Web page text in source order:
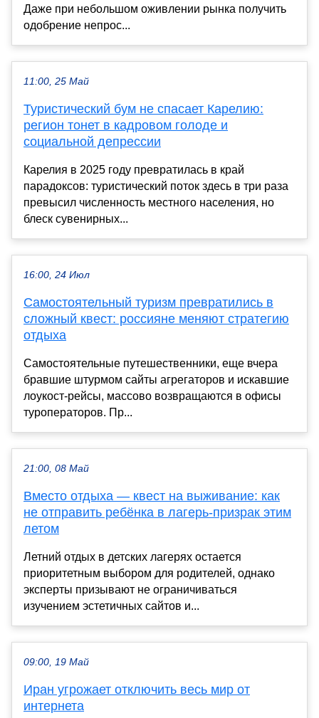
Даже при небольшом оживлении рынка получить
одобрение непрос...
11:00, 25 Май
Туристический бум не спасает Карелию:
регион тонет в кадровом голоде и
социальной депрессии
Карелия в 2025 году превратилась в край
парадоксов: туристический поток здесь в три раза
превысил численность местного населения, но
блеск сувенирных...
16:00, 24 Июл
Самостоятельный туризм превратились в
сложный квест: россияне меняют стратегию
отдыха
Самостоятельные путешественники, еще вчера
бравшие штурмом сайты агрегаторов и искавшие
лоукост-рейсы, массово возвращаются в офисы
туроператоров. Пр...
21:00, 08 Май
Вместо отдыха — квест на выживание: как
не отправить ребёнка в лагерь-призрак этим
летом
Летний отдых в детских лагерях остается
приоритетным выбором для родителей, однако
эксперты призывают не ограничиваться
изучением эстетичных сайтов и...
09:00, 19 Май
Иран угрожает отключить весь мир от
интернета